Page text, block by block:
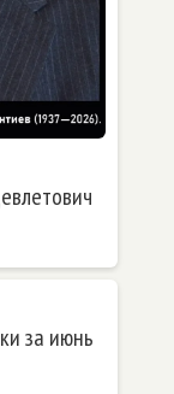
за июнь